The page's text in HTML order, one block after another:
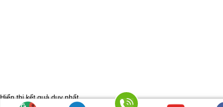
Hiển thị kết quả duy nhất